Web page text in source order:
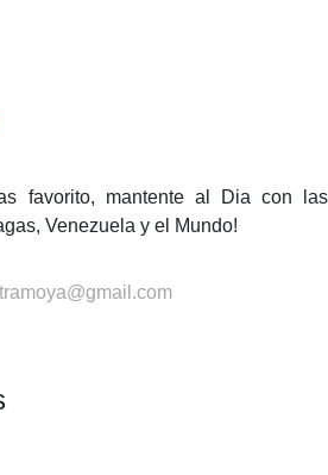
favorito, mantente al Dia con las
Venezuela y el Mundo!